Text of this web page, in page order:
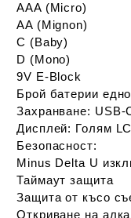
AAA (Micro)
AA (Mignon)
C (Baby)
D (Mono)
9V E‑Block
Брой батерии
Захранване: USB-
Дисплей: Голям
Безопасност:
Minus Delta U
Таймаут защита
Защита от късо
Откриване на